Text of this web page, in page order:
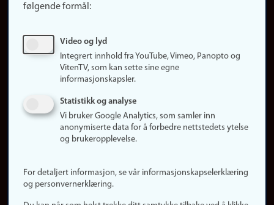
Ledige stillinger
Om nettstedet
Informasjonskapsler
Personvern
følgende formål:
Video og lyd
Integrert innhold fra YouTube, Vimeo, Panopto og
VitenTV, som kan sette sine egne
informasjonskapsler.
Statistikk og analyse
Vi bruker Google Analytics, som samler inn
anonymiserte data for å forbedre nettstedets ytelse
og brukeropplevelse.
For detaljert informasjon, se vår informasjonskapselerklæring
og personvernerklæring.